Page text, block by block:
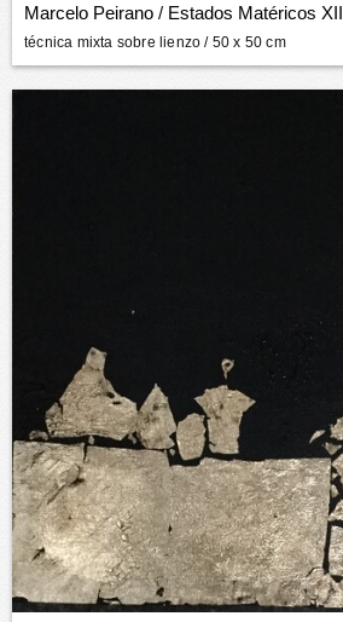
Marcelo Peirano / Estados Matéricos XII
técnica mixta sobre lienzo / 50 x 50 cm